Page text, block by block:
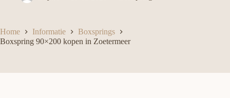
Home Informatie
Boxsprings
Boxspring 90×200 kopen in Zoetermeer